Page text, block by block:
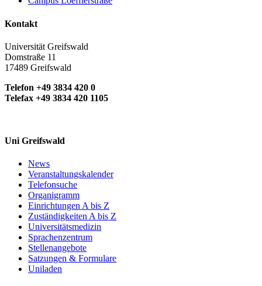
Kontakt
Universität Greifswald
Domstraße 11
17489 Greifswald
Telefon +49 3834 420 0
Telefax +49 3834 420 1105
Uni Greifswald
News
Veranstaltungskalender
Telefonsuche
Organigramm
Einrichtungen A bis Z
Zuständigkeiten A bis Z
Universitätsmedizin
Sprachenzentrum
Stellenangebote
Satzungen & Formulare
Uniladen